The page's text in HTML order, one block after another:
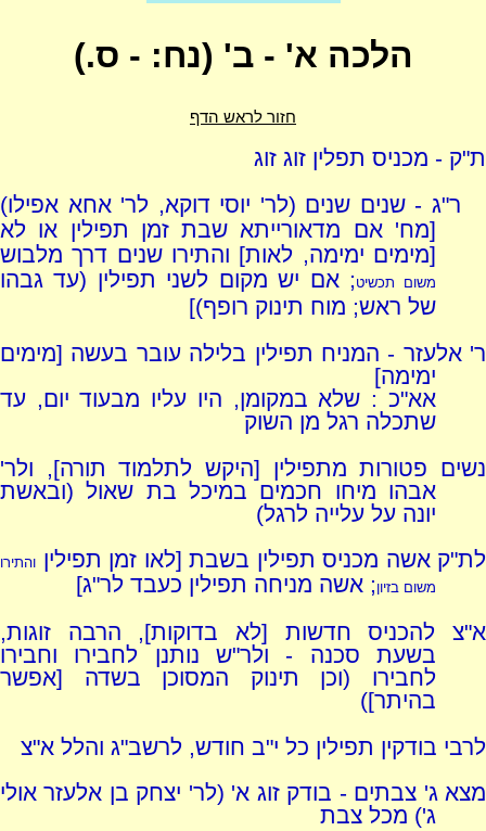
הלכה א' - ב' (נח: - ס.)
חזור לראש הדף
ת"ק - מכניס תפלין זוג זוג
ר"ג - שנים שנים (לר' יוסי דוקא, לר' אחא אפילו)
[מח' אם מדאורייתא שבת זמן תפילין או לא
[מימים ימימה, לאות] והתירו שנים דרך מלבוש
משום תכשיט ; אם יש מקום לשני תפילין (עד גבהו
של ראש; מוח תינוק רופף)]
ר' אלעזר - המניח תפילין בלילה עובר בעשה [מימים
ימימה]
אא"כ : שלא במקומן, היו עליו מבעוד יום, עד
שתכלה רגל מן השוק
נשים פטורות מתפילין [היקש לתלמוד תורה], ולר'
אבהו מיחו חכמים במיכל בת שאול (ובאשת
יונה על עלייה לרגל)
לת"ק אשה מכניס תפילין בשבת [לאו זמן תפילין והתירו
משום בזיון ; אשה מניחה תפילין כעבד לר"ג]
א"צ להכניס חדשות [לא בדוקות], הרבה זוגות,
בשעת סכנה - ולר"ש נותנן לחבירו וחבירו
לחבירו (וכן תינוק המסוכן בשדה [אפשר
בהיתר])
לרבי בודקין תפילין כל י"ב חודש, לרשב"ג והלל א"צ
מצא ג' צבתים - בודק זוג א' (לר' יצחק בן אלעזר אולי
ג') מכל צבת